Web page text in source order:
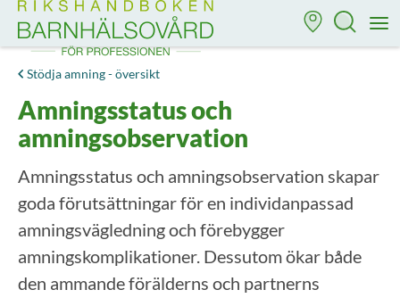
Till startsidan för Rikshandboken i barnhälsovård
Stödja amning - översikt
Amningsstatus och
amningsobservation
Amningsstatus och amningsobservation skapar
goda förutsättningar för en individanpassad
amningsvägledning och förebygger
amningskomplikationer. Dessutom ökar både
den ammande förälderns och partnerns